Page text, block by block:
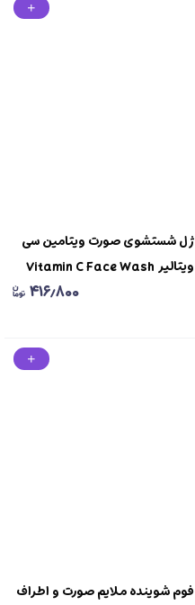
ژل شستشوی صورت ویتامین سی
ویتالیر Vitamin C Face Wash
۴۱۶٫۸۰۰
فوم شوینده ملایم صورت و اطراف